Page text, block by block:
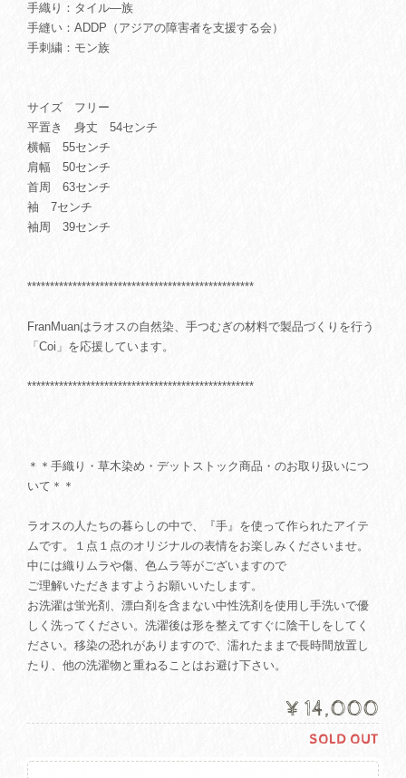
手織り：タイル―族
手縫い：ADDP（アジアの障害者を支援する会）
手刺繍：モン族
サイズ フリー
平置き 身丈 54センチ
横幅 55センチ
肩幅 50センチ
首周 63センチ
袖 7センチ
袖周 39センチ
**************************************************
FranMuanはラオスの自然染、手つむぎの材料で製品づくりを行う
「Coi」を応援しています。
**************************************************
＊＊手織り・草木染め・デットストック商品・のお取り扱いにつ
いて＊＊
ラオスの人たちの暮らしの中で、『手』を使って作られたアイテ
ムです。１点１点のオリジナルの表情をお楽しみくださいませ。
中には織りムラや傷、色ムラ等がございますので
ご理解いただきますようお願いいたします。
お洗濯は蛍光剤、漂白剤を含まない中性洗剤を使用し手洗いで優
しく洗ってください。洗濯後は形を整えてすぐに陰干しをしてく
ださい。移染の恐れがありますので、濡れたままで長時間放置し
たり、他の洗濯物と重ねることはお避け下さい。
¥14,000
SOLD OUT